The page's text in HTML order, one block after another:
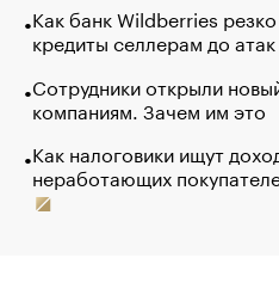
Как банк Wildberries
кредиты селлерам до
Сотрудники открыли
компаниям. Зачем им это
Как налоговики ищут
неработающих